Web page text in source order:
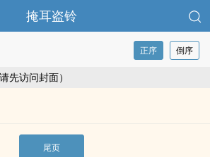
掩耳盗铃
正序 倒序
先访问封面）
尾页